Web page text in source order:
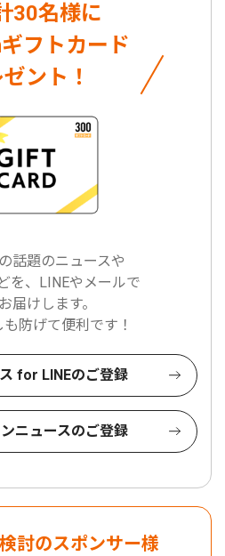
30名様に
フトカード
ント！
話題のニュースや
を、LINEやメールで
届けします。
防げて便利です！
for LINEのご登録
ニュースのご登録
討のスポンサー様